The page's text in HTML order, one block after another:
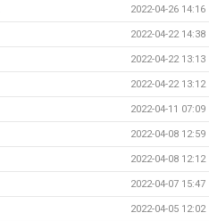
2022-04-26 14:16
2022-04-22 14:38
2022-04-22 13:13
2022-04-22 13:12
2022-04-11 07:09
2022-04-08 12:59
2022-04-08 12:12
2022-04-07 15:47
2022-04-05 12:02